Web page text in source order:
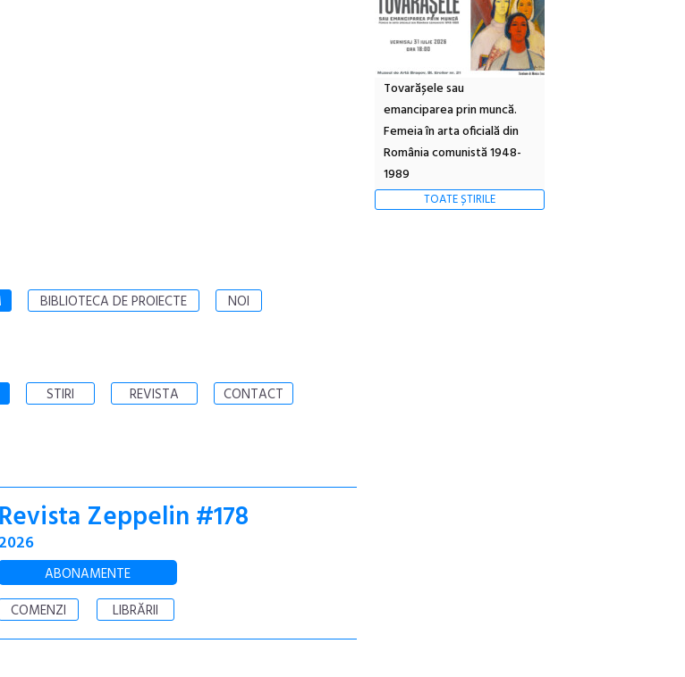
Tovarășele sau
emanciparea prin muncă.
Femeia în arta oficială din
România comunistă 1948-
1989
TOATE ȘTIRILE
BIBLIOTECA DE PROIECTE NOI
STIRI REVISTA CONTACT
Revista Zeppelin #178
2026
ABONAMENTE
COMENZI
LIBRĂRII